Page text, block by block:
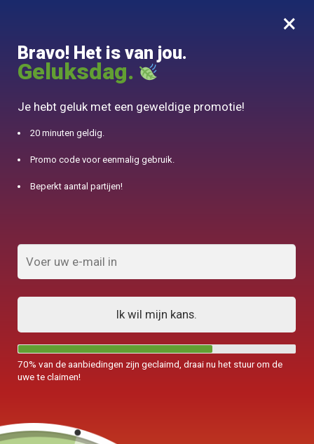
0
10% aangeboden voor 50€ aankopen met DJINN-code10
China
FILTERS TONEN
×
Bravo! Het is van jou.
Geluksdag.
Je hebt geluk met een geweldige promotie!
20 minuten geldig.
Promo code voor eenmalig gebruik.
Beperkt aantal partijen!
Ik wil mijn kans.
70% van de aanbiedingen zijn geclaimd, draai nu het stuur om de
uwe te claimen!